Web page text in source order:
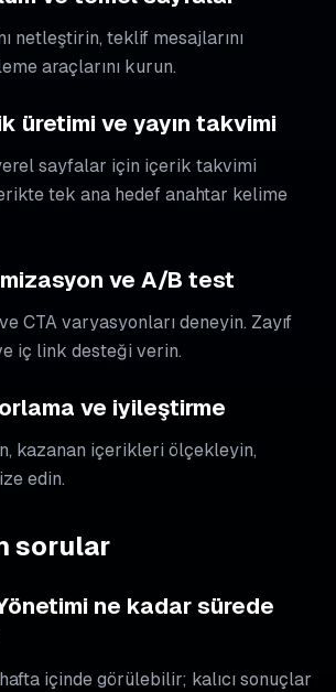
netleştirin, teklif mesajlarını
araçlarını kurun.
üretimi ve yayın takvimi
sayfalar için içerik takvimi
tek ana hedef anahtar kelime
ve A/B test
CTA varyasyonları deneyin. Zayıf
iç link desteği verin.
ve iyileştirme
kazanan içerikleri ölçekleyin,
edin.
sorular
ne kadar sürede
içinde görülebilir; kalıcı sonuçlar